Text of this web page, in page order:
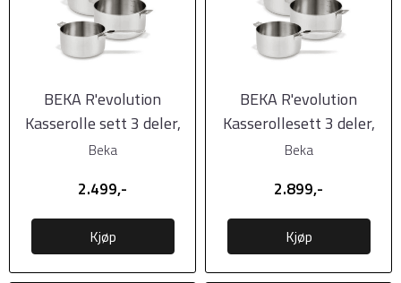
BEKA R'evolution
Kasserolle sett 3 deler,
16-18-20cm
Beka
2.499,-
Kjøp
BEKA R'evolution
Kasserollesett 3 deler,
16-18-20cm
Beka
2.899,-
Kjøp